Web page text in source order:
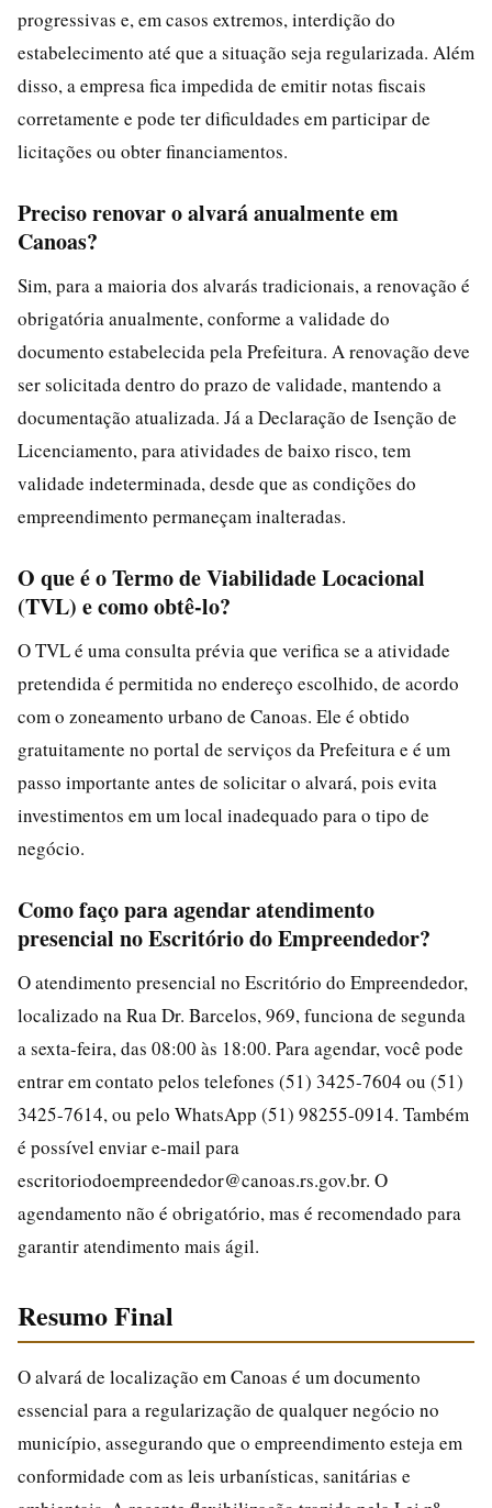
progressivas e, em casos extremos, interdição do
estabelecimento até que a situação seja regularizada. Além
disso, a empresa fica impedida de emitir notas fiscais
corretamente e pode ter dificuldades em participar de
licitações ou obter financiamentos.
Preciso renovar o alvará anualmente em
Canoas?
Sim, para a maioria dos alvarás tradicionais, a renovação é
obrigatória anualmente, conforme a validade do
documento estabelecida pela Prefeitura. A renovação deve
ser solicitada dentro do prazo de validade, mantendo a
documentação atualizada. Já a Declaração de Isenção de
Licenciamento, para atividades de baixo risco, tem
validade indeterminada, desde que as condições do
empreendimento permaneçam inalteradas.
O que é o Termo de Viabilidade Locacional
(TVL) e como obtê-lo?
O TVL é uma consulta prévia que verifica se a atividade
pretendida é permitida no endereço escolhido, de acordo
com o zoneamento urbano de Canoas. Ele é obtido
gratuitamente no portal de serviços da Prefeitura e é um
passo importante antes de solicitar o alvará, pois evita
investimentos em um local inadequado para o tipo de
negócio.
Como faço para agendar atendimento
presencial no Escritório do Empreendedor?
O atendimento presencial no Escritório do Empreendedor,
localizado na Rua Dr. Barcelos, 969, funciona de segunda
a sexta-feira, das 08:00 às 18:00. Para agendar, você pode
entrar em contato pelos telefones (51) 3425-7604 ou (51)
3425-7614, ou pelo WhatsApp (51) 98255-0914. Também
é possível enviar e-mail para
escritoriodoempreendedor@canoas.rs.gov.br. O
agendamento não é obrigatório, mas é recomendado para
garantir atendimento mais ágil.
Resumo Final
O alvará de localização em Canoas é um documento
essencial para a regularização de qualquer negócio no
município, assegurando que o empreendimento esteja em
conformidade com as leis urbanísticas, sanitárias e